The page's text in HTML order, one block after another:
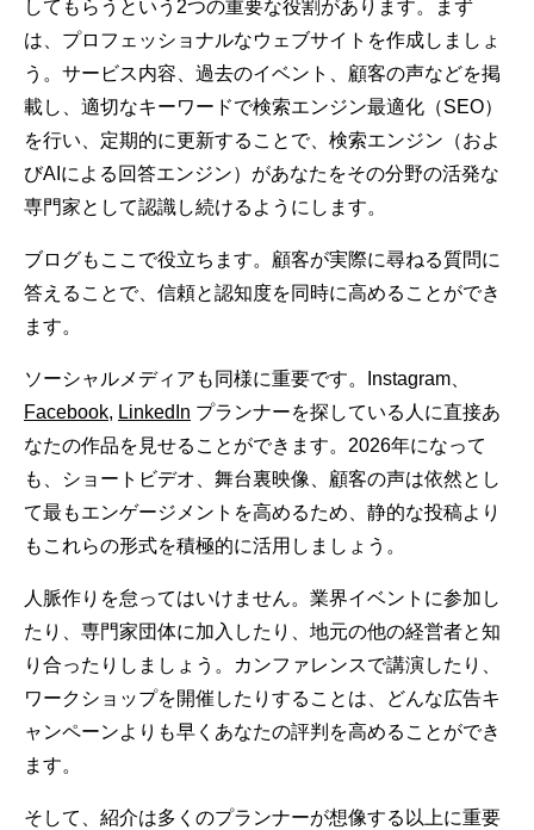
してもらうという2つの重要な役割があります。まず
は、プロフェッショナルなウェブサイトを作成しましょ
う。サービス内容、過去のイベント、顧客の声などを掲
載し、適切なキーワードで検索エンジン最適化（SEO）
を行い、定期的に更新することで、検索エンジン（およ
びAIによる回答エンジン）があなたをその分野の活発な
専門家として認識し続けるようにします。
ブログもここで役立ちます。顧客が実際に尋ねる質問に
答えることで、信頼と認知度を同時に高めることができ
ます。
ソーシャルメディアも同様に重要です。Instagram、
Facebook, LinkedIn プランナーを探している人に直接あ
なたの作品を見せることができます。2026年になって
も、ショートビデオ、舞台裏映像、顧客の声は依然とし
て最もエンゲージメントを高めるため、静的な投稿より
もこれらの形式を積極的に活用しましょう。
人脈作りを怠ってはいけません。業界イベントに参加し
たり、専門家団体に加入したり、地元の他の経営者と知
り合ったりしましょう。カンファレンスで講演したり、
ワークショップを開催したりすることは、どんな広告キ
ャンペーンよりも早くあなたの評判を高めることができ
ます。
そして、紹介は多くのプランナーが想像する以上に重要